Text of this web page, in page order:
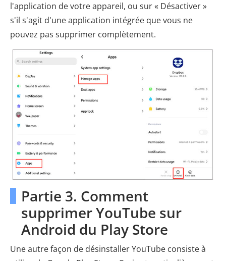
l'application de votre appareil, ou sur « Désactiver »
s'il s'agit d'une application intégrée que vous ne
pouvez pas supprimer complètement.
Partie 3. Comment
supprimer YouTube sur
Android du Play Store
Une autre façon de désinstaller YouTube consiste à